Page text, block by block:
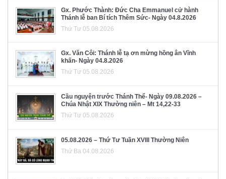
Gx. Phước Thành: Đức Cha Emmanuel cử hành
Thánh lễ ban Bí tích Thêm Sức- Ngày 04.8.2026
Thứ Tư 05.08.2026
Gx. Văn Côi: Thánh lễ tạ ơn mừng hồng ân Vĩnh
khấn- Ngày 04.8.2026
Thứ Tư 05.08.2026
Cầu nguyện trước Thánh Thể- Ngày 09.08.2026 –
Chúa Nhật XIX Thường niên – Mt 14,22-33
Thứ Tư 05.08.2026
05.08.2026 – Thứ Tư Tuần XVIII Thường Niên
Thứ Ba 04.08.2026